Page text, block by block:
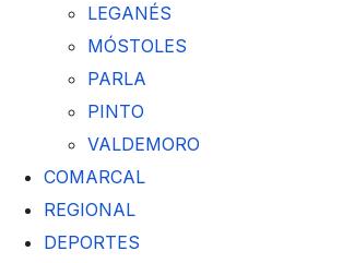
LEGANÉS
MÓSTOLES
PARLA
PINTO
VALDEMORO
COMARCAL
REGIONAL
DEPORTES